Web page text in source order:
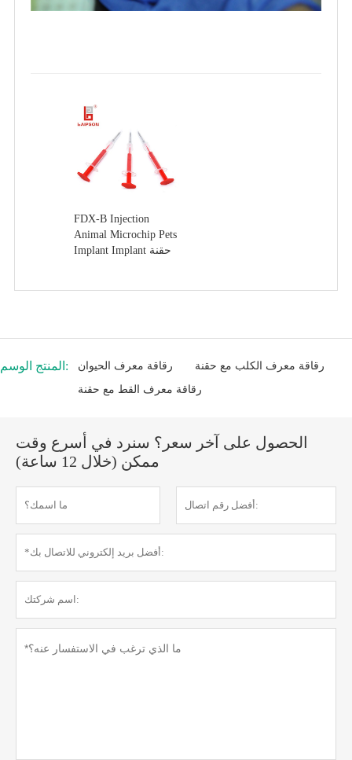
FDX-B Injection
Animal Microchip Pets
Implant Implant حقنة
المنتج الوسم: رقاقة معرف الحيوان
رقاقة معرف الكلب مع حقنة
رقاقة معرف القط مع حقنة
الحصول على آخر سعر؟ سنرد في أسرع وقت
ممكن (خلال 12 ساعة)